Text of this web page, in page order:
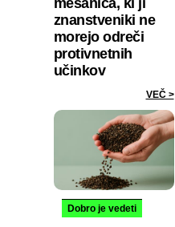
mešanica, ki ji
znanstveniki ne
morejo odreči
protivnetnih
učinkov
VEČ >
Dobro je vedeti